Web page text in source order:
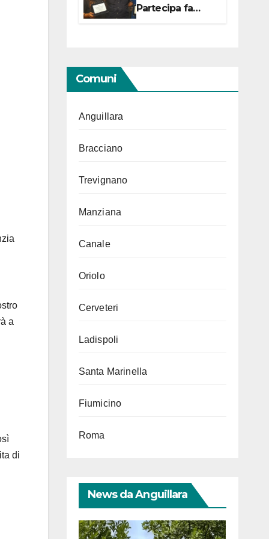
a
di
Partecipa fa
centro con due
Comuni
Anguillara
Bracciano
Trevignano
Manziana
Canale
Oriolo
Cerveteri
Ladispoli
Santa Marinella
Fiumicino
Roma
News da Anguillara